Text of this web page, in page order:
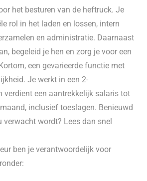
het besturen van de heftruck. Je
rol in het laden en lossen, intern
en administratie. Daarnaast
begeleid je hen en zorg je voor een
een gevarieerde functie met
Je werkt in een 2-
verdient een aantrekkelijk salaris tot
inclusief toeslagen. Benieuwd
verwacht wordt? Lees dan snel
ben je verantwoordelijk voor